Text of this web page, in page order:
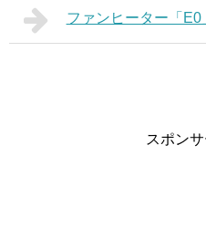
ファンヒーター「E0
スポン